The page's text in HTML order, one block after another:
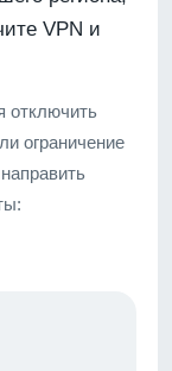
VPN и
отключить
ограничение